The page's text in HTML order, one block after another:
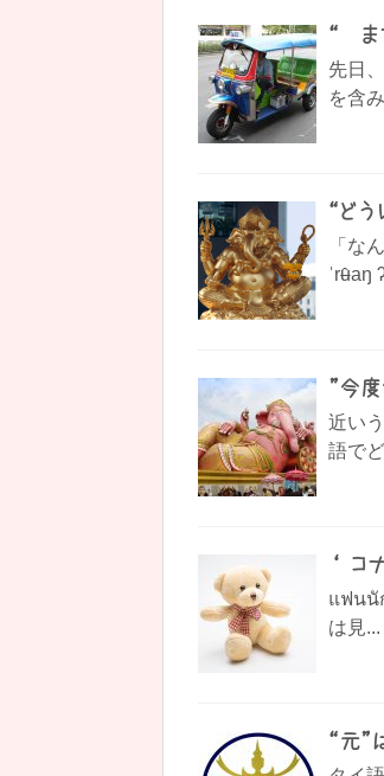
“〜
先日
を含
“ど
「な
ˈrʉ̂aŋ
”今
近い
語で
‘ コ
แฟนนั
は見...
“元”